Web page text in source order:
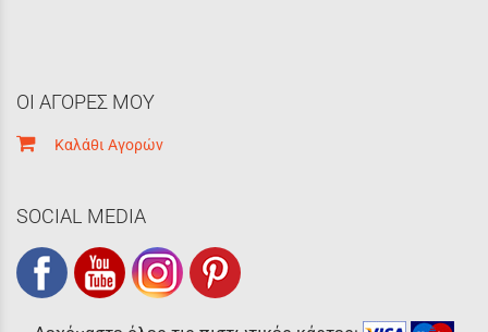
ΟΙ ΑΓΟΡΕΣ ΜΟΥ
Καλάθι Αγορών
SOCIAL MEDIA